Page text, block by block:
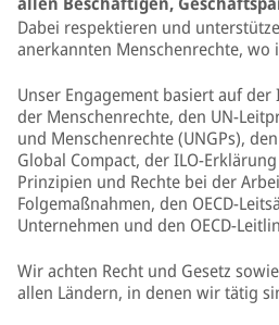
Dabei respektieren und
anerkannten Menschenrechte,
Unser Engagement basiert auf
der Menschenrechte, den UN-
und Menschenrechte (UNGPs),
Global Compact, der ILO-
Prinzipien und Rechte bei der
Folgemaßnahmen, den OECD-
Unternehmen und den OECD-
Wir achten Recht und Gesetz
allen Ländern, in denen wir tätig